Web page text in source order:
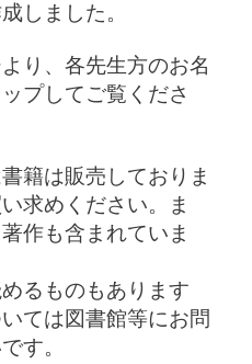
しました。
り、各先生方のお名
プしてご覧くださ
籍は販売しておりま
求めください。ま
作も含まれていま
るものもあります
ては図書館等にお問
す。